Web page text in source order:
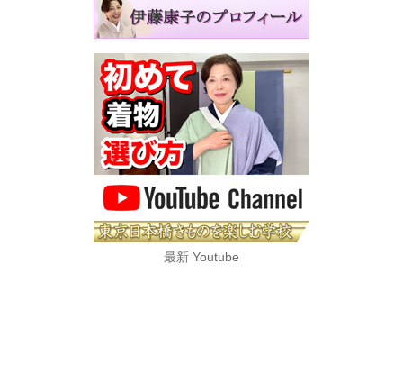
最新 Youtube